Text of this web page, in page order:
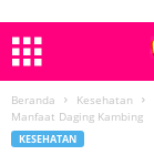
Beranda Kesehatan
Manfaat Daging Kambing
KESEHATAN